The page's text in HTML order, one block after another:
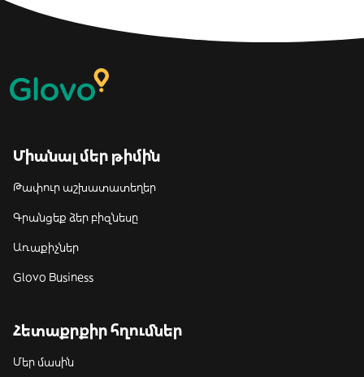
Միանալ մեր թիմին
Թափուր աշխատատեղեր
Գրանցեք ձեր բիզնեսը
Առաքիչներ
Glovo Business
Հետաքրքիր հղումներ
Մեր մասին